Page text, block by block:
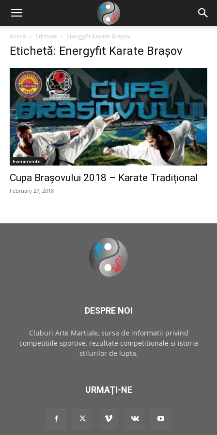
Acasă Etichete Energyfit Karate Brașov
Etichetă: Energyfit Karate Brașov
Evenimente
Cupa Brașovului 2018 – Karate Tradițional
February 27, 2018
DESPRE NOI
Cluburi Arte Martiale, sursa de informatii privind
competitiile sportive, rezultate competitionale si istoria
stilurilor de lupta.
URMAȚI-NE